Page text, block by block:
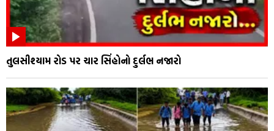
તુલસીશ્યામ રોડ પર ચાર સિંહોનો દુર્લભ નજારો